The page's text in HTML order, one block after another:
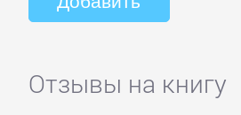
Отзывы на книгу